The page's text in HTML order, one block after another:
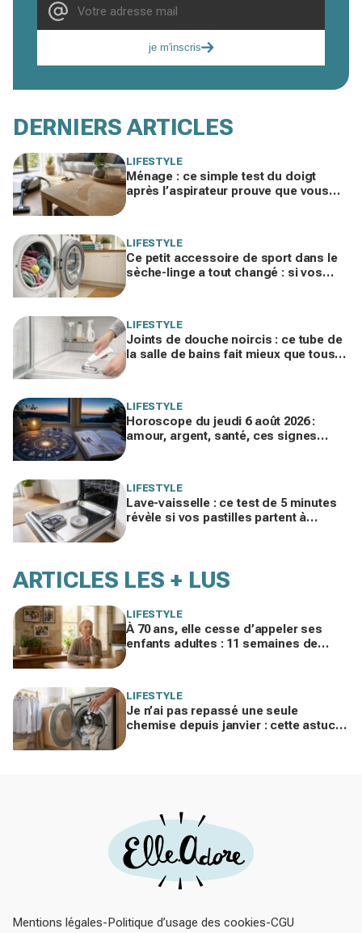
je m'inscris
DERNIERS ARTICLES
LIFESTYLE
Ménage : ce simple test du doigt
après l’aspirateur prouve que vous
LIFESTYLE
Ce petit accessoire de sport dans le
sèche-linge a tout changé : si vos
LIFESTYLE
Joints de douche noircis : ce tube de
la salle de bains fait mieux que tous
LIFESTYLE
Horoscope du jeudi 6 août 2026 :
amour, argent, santé, ces signes
LIFESTYLE
Lave-vaisselle : ce test de 5 minutes
révèle si vos pastilles partent à
ARTICLES LES + LUS
LIFESTYLE
À 70 ans, elle cesse d’appeler ses
enfants adultes : 11 semaines de
LIFESTYLE
Je n’ai pas repassé une seule
chemise depuis janvier : cette astuce
Mentions légales Politique d’usage des cookies CGU